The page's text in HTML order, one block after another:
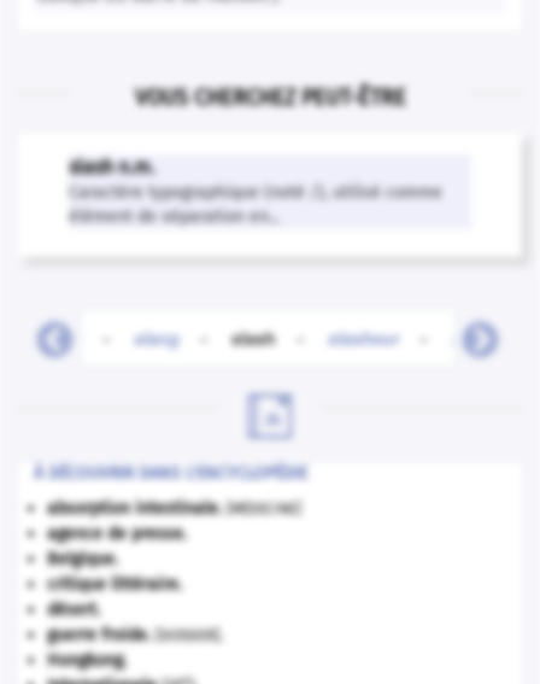
VOUS CHERCHEZ PEUT-ÊTRE
slash n.m.
Caractère typographique (noté /), utilisé comme
élément de séparation en...
slameur slang slash slasheur slave

À DÉCOUVRIR DANS L'ENCYCLOPÉDIE
absorption intestinale. [MÉDECINE]
agence de presse.
Belgique.
critique littéraire.
désert.
guerre froide. [DOSSIER]
Hongkong.
e